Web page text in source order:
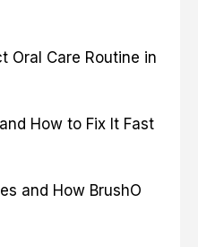
Oral Care Routine in
How to Fix It Fast
and How BrushO